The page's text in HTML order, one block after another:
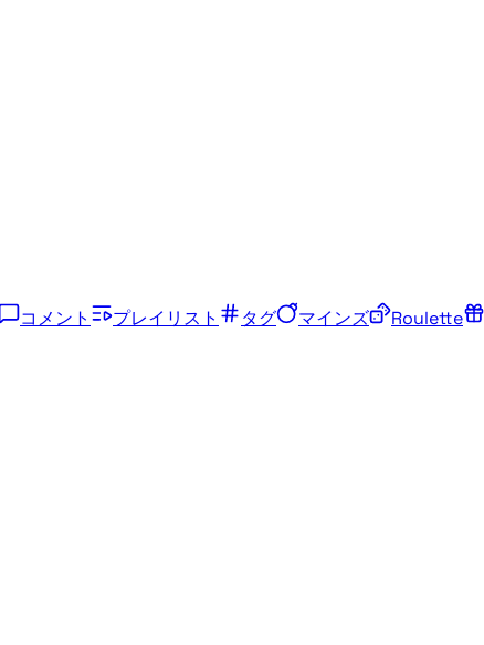
コメント プレイリスト タグ マインズ Roulette